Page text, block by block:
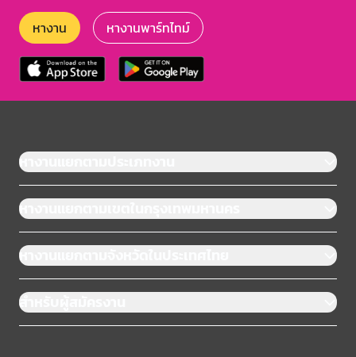
หางาน หางานพาร์ทไทม์
หางานแยกตามประเภทงาน
หางานแยกตามเขตในกรุงเทพมหานคร
หางานแยกตามจังหวัดในประเทศไทย
สำหรับผู้สมัครงาน